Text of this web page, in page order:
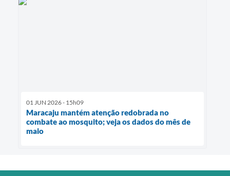
01 JUN 2026 - 15h09
Maracaju mantém atenção redobrada no
combate ao mosquito; veja os dados do mês de
maio